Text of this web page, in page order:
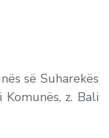
së Suharekës
z. Bali